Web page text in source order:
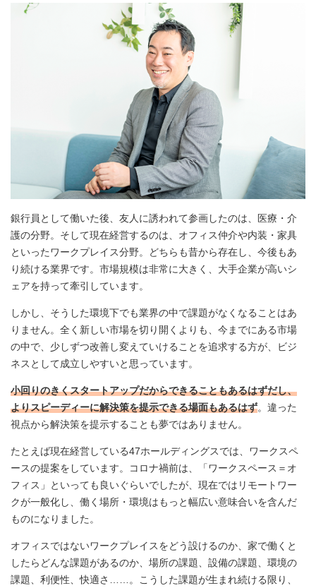
銀行員として働いた後、友人に誘われて参画したのは、医療・介
護の分野。そして現在経営するのは、オフィス仲介や内装・家具
といったワークプレイス分野。どちらも昔から存在し、今後もあ
り続ける業界です。市場規模は非常に大きく、大手企業が高いシ
ェアを持って牽引しています。
しかし、そうした環境下でも業界の中で課題がなくなることはあ
りません。全く新しい市場を切り開くよりも、今までにある市場
の中で、少しずつ改善し変えていけることを追求する方が、ビジ
ネスとして成立しやすいと思っています。
小回りのきくスタートアップだからできることもあるはずだし、
よりスピーディーに解決策を提示できる場面もあるはず。違った
視点から解決策を提示することも夢ではありません。
たとえば現在経営している47ホールディングスでは、ワークスペ
ースの提案をしています。コロナ禍前は、「ワークスペース＝オ
フィス」といっても良いぐらいでしたが、現在ではリモートワー
クが一般化し、働く場所・環境はもっと幅広い意味合いを含んだ
ものになりました。
オフィスではないワークプレイスをどう設けるのか、家で働くと
したらどんな課題があるのか、場所の課題、設備の課題、環境の
課題、利便性、快適さ……。こうした課題が生まれ続ける限り、